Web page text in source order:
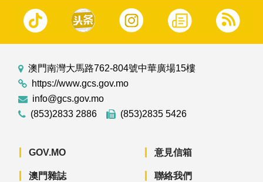
澳門南灣大馬路762-804號中華廣場15樓
https://www.gcs.gov.mo
info@gcs.gov.mo
(853)2833 2886
(853)2835 5426
GOV.MO
澳門雜誌
意見信箱
聯絡我們